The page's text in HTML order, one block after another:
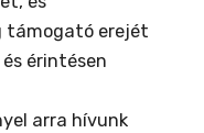
támogató erejét
érintésen
arra hívunk